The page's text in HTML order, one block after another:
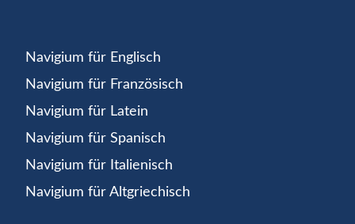
Navigium für Englisch
Navigium für Französisch
Navigium für Latein
Navigium für Spanisch
Navigium für Italienisch
Navigium für Altgriechisch